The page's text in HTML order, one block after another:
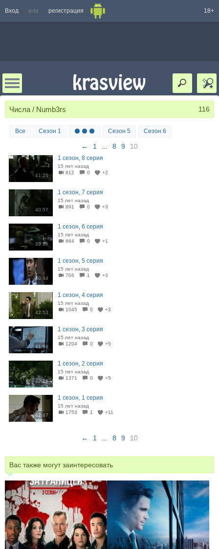
Вход или регистрация 18+
Числа / Numb3rs 116
Все Сезон 1 ⚫ ⚫ ⚫ Сезон 5 Сезон 6
← 1 8 9 10
41:25
1 сезон, 8 серия
15 лет назад
812
0 +2
40:57
1 сезон, 7 серия
15 лет назад
891
0 +3
39:16
1 сезон, 6 серия
15 лет назад
864
0 +1
40:44
1 сезон, 5 серия
15 лет назад
706
1 +3
42:53
1 сезон, 4 серия
15 лет назад
1045
0 +3
41:56
1 сезон, 3 серия
15 лет назад
1204
0 +5
42:18
1 сезон, 2 серия
15 лет назад
1371
0 +5
42:47
1 сезон, 1 серия
15 лет назад
1753
1 +11
← 1 8 9 10
Вас также могут заинтересовать